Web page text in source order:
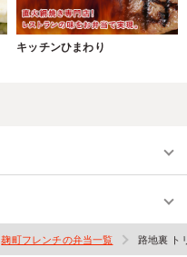
キッチンひまわり
麹町フレンチの弁当一覧 路地裏 ト